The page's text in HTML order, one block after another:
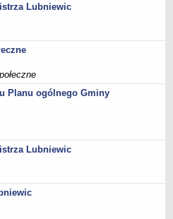
w wodę i zbiorowego
ZAGOSPODAROWANIA
Lubniewic
Planu ogólnego Gminy
Lubniewic